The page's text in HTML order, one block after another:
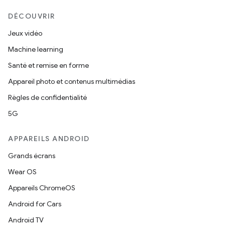
DÉCOUVRIR
Jeux vidéo
Machine learning
Santé et remise en forme
Appareil photo et contenus multimédias
Règles de confidentialité
5G
APPAREILS ANDROID
Grands écrans
Wear OS
Appareils ChromeOS
Android for Cars
Android TV